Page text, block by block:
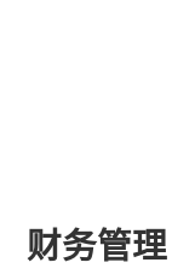
财务管理